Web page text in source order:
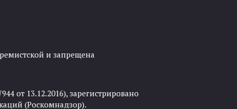
и запрещена
от 13.12.2016), зарегистрировано
(Роскомнадзор).